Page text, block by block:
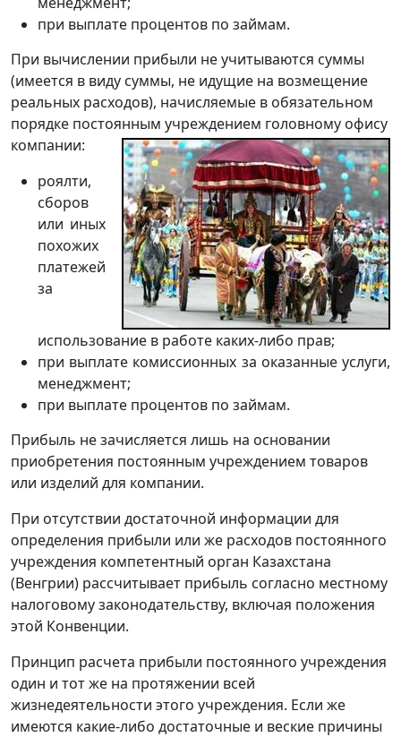
при выплате процентов по займам.
При вычислении прибыли не учитываются суммы
(имеется в виду суммы, не идущие на возмещение
реальных расходов), начисляемые в обязательном
порядке постоянным учреждением головному офису
компании:
роялти,
сборов
или иных
похожих
платежей
за
использование в работе каких-либо прав;
при выплате комиссионных за оказанные услуги,
менеджмент;
при выплате процентов по займам.
Прибыль не зачисляется лишь на основании
приобретения постоянным учреждением товаров
или изделий для компании.
При отсутствии достаточной информации для
определения прибыли или же расходов постоянного
учреждения компетентный орган Казахстана
(Венгрии) рассчитывает прибыль согласно местному
налоговому законодательству, включая положения
этой Конвенции.
Принцип расчета прибыли постоянного учреждения
один и тот же на протяжении всей
жизнедеятельности этого учреждения. Если же
имеются какие-либо достаточные и веские причины